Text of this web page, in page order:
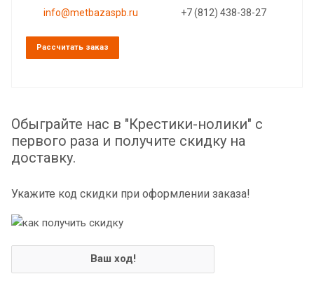
info@metbazaspb.ru +7 (812) 438-38-27
Рассчитать заказ
Обыграйте нас в "Крестики-нолики" с
первого раза и получите скидку на
доставку.
Укажите код скидки при оформлении заказа!
Ваш ход!